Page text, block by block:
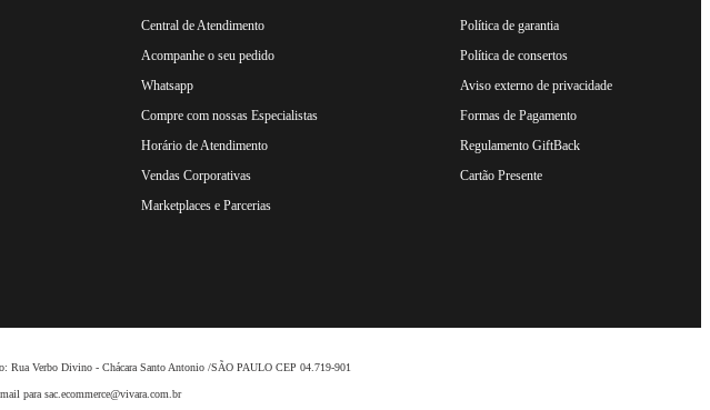
Central de Atendimento
Acompanhe o seu pedido
Whatsapp
Compre com nossas Especialistas
Horário de Atendimento
Vendas Corporativas
Marketplaces e Parcerias
Política de garantia
Política de consertos
Aviso externo de privacidade
Formas de Pagamento
Regulamento GiftBack
Cartão Presente
Rua Verbo Divino - Chácara Santo Antonio /SÃO PAULO CEP 04.719-901
para sac.ecommerce@vivara.com.br